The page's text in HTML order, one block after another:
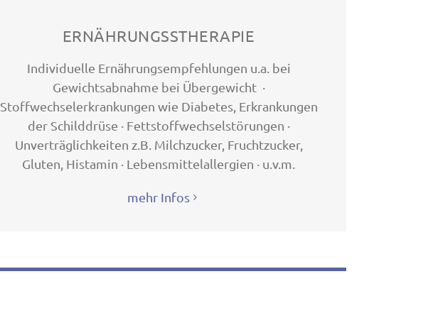
ERNÄHRUNGSSTHERAPIE
Individuelle Ernährungsempfehlungen u.a. bei
Gewichtsabnahme bei Übergewicht ·
Stoffwechselerkrankungen wie Diabetes, Erkrankungen
der Schilddrüse · Fettstoffwechselstörungen ·
Unverträglichkeiten z.B. Milchzucker, Fruchtzucker,
Gluten, Histamin · Lebensmittelallergien · u.v.m.
mehr Infos